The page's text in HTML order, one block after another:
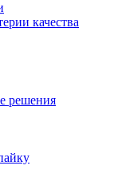
качества
решения